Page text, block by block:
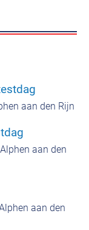
aan den Rijn
aan den
aan den